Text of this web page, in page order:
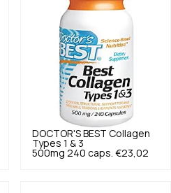
DOCTOR'S BEST Collagen
Types 1 & 3
500mg 240 caps. €23,02